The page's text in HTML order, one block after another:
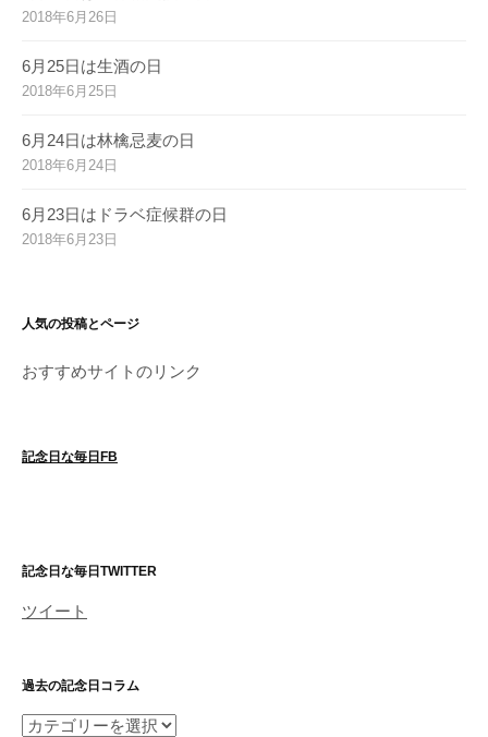
2018年6月26日
6月25日は生酒の日
2018年6月25日
6月24日は林檎忌麦の日
2018年6月24日
6月23日はドラベ症候群の日
2018年6月23日
人気の投稿とページ
おすすめサイトのリンク
記念日な毎日FB
記念日な毎日TWITTER
ツイート
過去の記念日コラム
過